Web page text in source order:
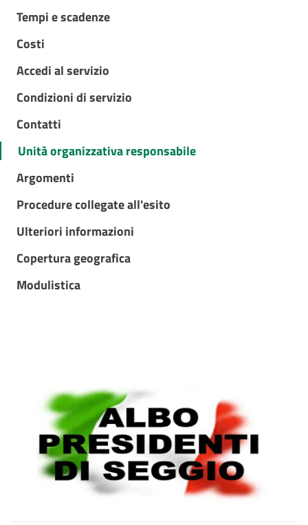
Tempi e scadenze
Costi
Accedi al servizio
Condizioni di servizio
Contatti
Unità organizzativa responsabile
Argomenti
Procedure collegate all'esito
Ulteriori informazioni
Copertura geografica
Modulistica